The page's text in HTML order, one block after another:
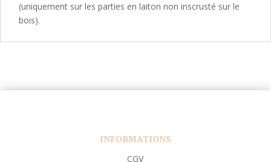
(uniquement sur les parties en laiton non inscrusté sur le
bois).
INFORMATIONS
CGV